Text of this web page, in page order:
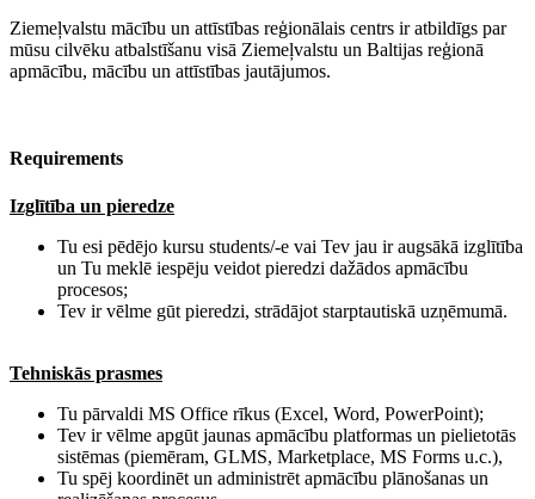
Ziemeļvalstu mācību un attīstības reģionālais centrs ir atbildīgs par
mūsu cilvēku atbalstīšanu visā Ziemeļvalstu un Baltijas reģionā
apmācību, mācību un attīstības jautājumos.
Requirements
Izglītība un pieredze
Tu esi pēdējo kursu students/-e vai Tev jau ir augsākā izglītība
un Tu meklē iespēju veidot pieredzi dažādos apmācību
procesos;
Tev ir vēlme gūt pieredzi, strādājot starptautiskā uzņēmumā.
​Tehniskās prasmes
Tu pārvaldi MS Office rīkus (Excel, Word, PowerPoint);
Tev ir vēlme apgūt jaunas apmācību platformas un pielietotās
sistēmas (piemēram, GLMS, Marketplace, MS Forms u.c.),
Tu spēj koordinēt un administrēt apmācību plānošanas un